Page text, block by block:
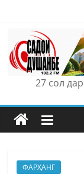
content
27 сол
ФАРҲАНГ